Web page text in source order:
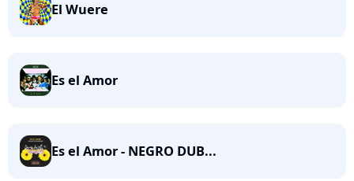
El Wuere
Es el Amor
Es el Amor - NEGRO DUB...